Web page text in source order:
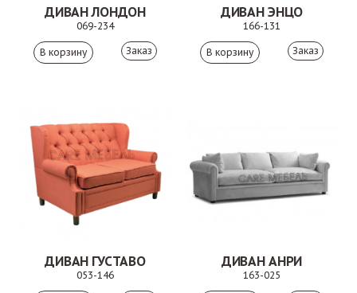
ДИВАН ЛОНДОН
069-234
Заказ
ДИВАН ЭНЦО
166-131
Заказ
ДИВАН ГУСТАВО
053-146
ДИВАН АНРИ
163-025